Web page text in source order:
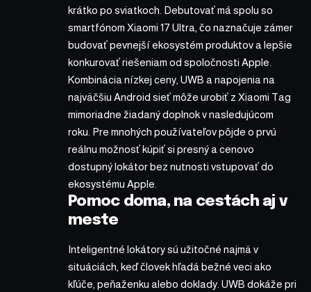
krátko po sviatkoch. Debutovať má spolu so
smartfónom Xiaomi 17 Ultra, čo naznačuje zámer
budovať pevnejší ekosystém produktov a lepšie
konkurovať riešeniam od spoločnosti Apple.
Kombinácia nízkej ceny, UWB a napojenia na
najväčšiu Android sieť môže urobiť z Xiaomi Tag
mimoriadne žiadaný doplnok v nasledujúcom
roku. Pre mnohých používateľov pôjde o prvú
reálnu možnosť kúpiť si presný a cenovo
dostupný lokátor bez nutnosti vstupovať do
ekosystému Apple.
Pomoc doma, na cestách aj v
meste
Inteligentné lokátory sú užitočné najmä v
situáciách, keď človek hľadá bežné veci ako
kľúče, peňaženku alebo doklady. UWB dokáže pri